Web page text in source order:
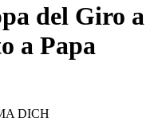
del Giro a
a Papa
DICH